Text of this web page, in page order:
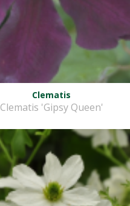
Clematis
Clematis 'Gipsy Queen'